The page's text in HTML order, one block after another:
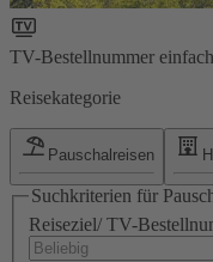
TV-Bestellnummer
Reisekategorie
Pauschalreisen
Suchkriterien für
Reiseziel/ TV-